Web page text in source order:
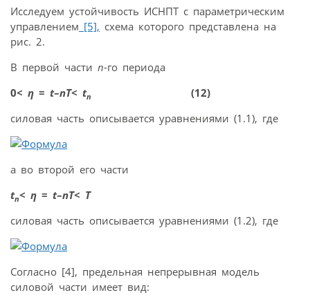
Исследуем устойчивость ИСНПТ с параметрическим
управлением [5], схема которого представлена на
рис. 2.
В первой части n-го периода
0< η = t–nT< tn (12)
силовая часть описывается уравнениями (1.1), где
а во второй его части
tn< η = t–nT< T
силовая часть описывается уравнениями (1.2), где
Согласно [4], предельная непрерывная модель
силовой части имеет вид: